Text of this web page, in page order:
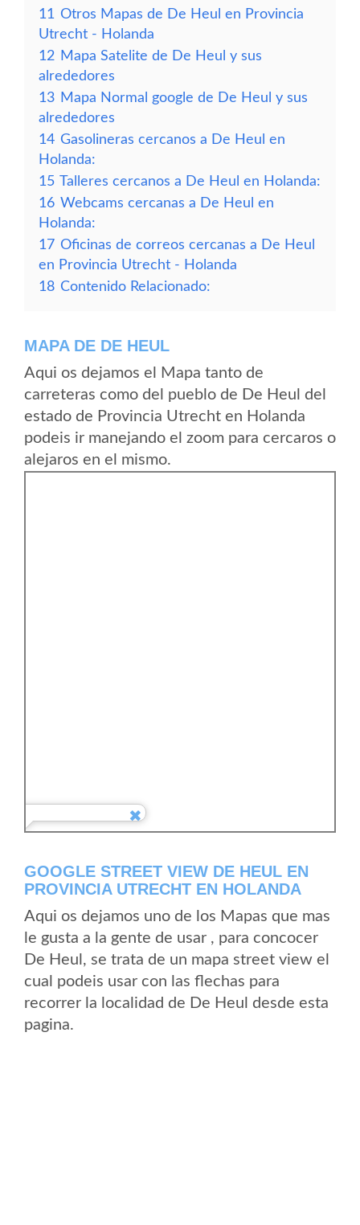
11 Otros Mapas de De Heul en Provincia
Utrecht - Holanda
12 Mapa Satelite de De Heul y sus
alrededores
13 Mapa Normal google de De Heul y sus
alrededores
14 Gasolineras cercanos a De Heul en
Holanda:
15 Talleres cercanos a De Heul en Holanda:
16 Webcams cercanas a De Heul en
Holanda:
17 Oficinas de correos cercanas a De Heul
en Provincia Utrecht - Holanda
18 Contenido Relacionado:
MAPA DE DE HEUL
Aqui os dejamos el Mapa tanto de
carreteras como del pueblo de De Heul del
estado de Provincia Utrecht en Holanda
podeis ir manejando el zoom para cercaros o
alejaros en el mismo.
GOOGLE STREET VIEW DE HEUL EN
PROVINCIA UTRECHT EN HOLANDA
Aqui os dejamos uno de los Mapas que mas
le gusta a la gente de usar , para concocer
De Heul, se trata de un mapa street view el
cual podeis usar con las flechas para
recorrer la localidad de De Heul desde esta
pagina.